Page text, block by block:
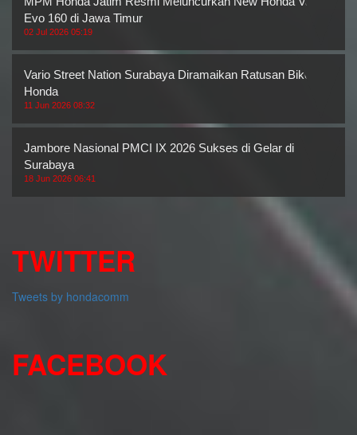
Evo 160 di Jawa Timur
02 Jul 2026 05:19
Vario Street Nation Surabaya Diramaikan Ratusan Bikers
Honda
11 Jun 2026 08:32
Jambore Nasional PMCI IX 2026 Sukses di Gelar di
Surabaya
18 Jun 2026 06:41
TWITTER
Tweets by hondacomm
FACEBOOK